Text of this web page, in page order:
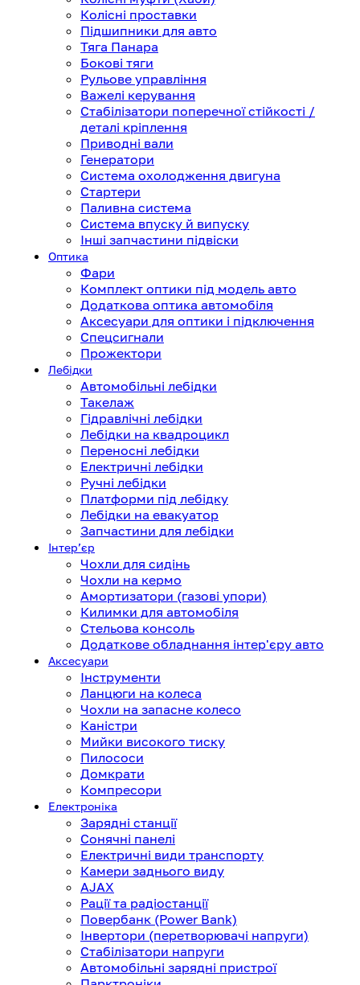
Колісні проставки
Підшипники для авто
Тяга Панара
Бокові тяги
Рульове управління
Важелі керування
Стабілізатори поперечної стійкості /
деталі кріплення
Приводні вали
Генератори
Система охолодження двигуна
Стартери
Паливна система
Система впуску й випуску
Інші запчастини підвіски
Оптика
Фари
Комплект оптики під модель авто
Додаткова оптика автомобіля
Аксесуари для оптики і підключення
Спецсигнали
Прожектори
Лебідки
Автомобільні лебідки
Такелаж
Гідравлічні лебідки
Лебідки на квадроцикл
Переносні лебідки
Електричні лебідки
Ручні лебідки
Платформи під лебідку
Лебідки на евакуатор
Запчастини для лебідки
Інтерʼєр
Чохли для сидінь
Чохли на кермо
Амортизатори (газові упори)
Килимки для автомобіля
Стельова консоль
Додаткове обладнання інтер'єру авто
Аксесуари
Інструменти
Ланцюги на колеса
Чохли на запасне колесо
Каністри
Мийки високого тиску
Пилососи
Домкрати
Компресори
Електроніка
Зарядні станції
Сонячні панелі
Електричні види транспорту
Камери заднього виду
AJAX
Рації та радіостанції
Повербанк (Power Bank)
Інвертори (перетворювачі напруги)
Стабілізатори напруги
Автомобільні зарядні пристрої